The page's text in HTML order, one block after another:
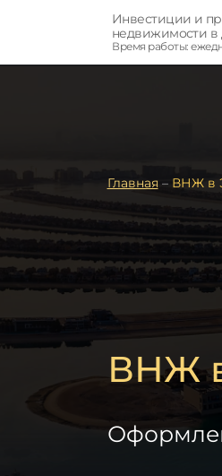
Инвестиции и
недвижимости в
Время работы:
Главная– ВНЖ в
ВНЖ